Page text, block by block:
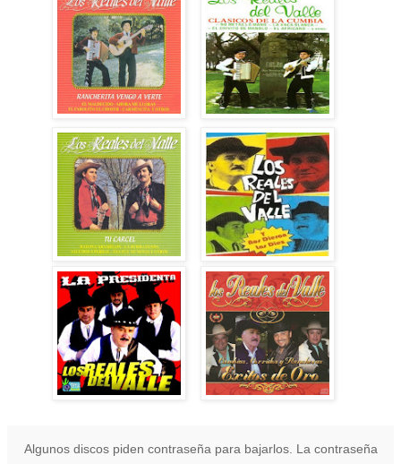
Algunos discos piden contraseña para bajarlos. La contraseña